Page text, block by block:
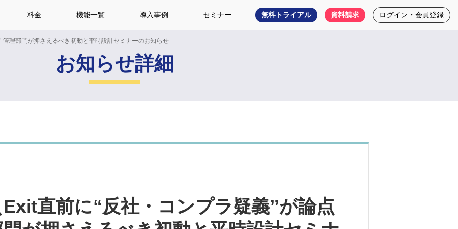
料金 機能一覧 導入事例 セミナー 無料トライアル 資料請求 ログイン・会員登録
理部門が押さえるべき初動と平時設計セミナーのお知らせ
お知らせ詳細
直前に“反社・コンプラ疑義”が論点